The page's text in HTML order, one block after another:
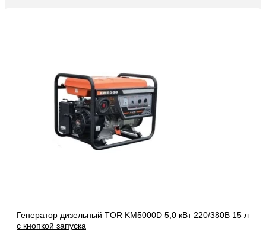
Генератор дизельный TOR KM5000D 5,0 кВт 220/380В 15 л
с кнопкой запуска